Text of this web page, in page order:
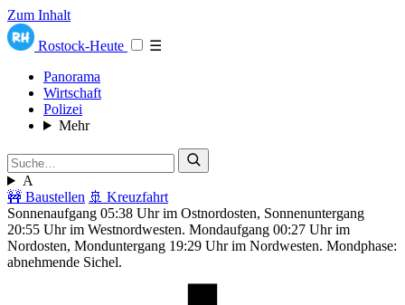
Zum Inhalt
Rostock-Heute
☰
Panorama
Wirtschaft
Polizei
Mehr
A
🚧 Baustellen 🚢 Kreuzfahrt
Sonnenaufgang 05:38 Uhr im Ostnordosten, Sonnenuntergang
20:55 Uhr im Westnordwesten. Mondaufgang 00:27 Uhr im
Nordosten, Monduntergang 19:29 Uhr im Nordwesten. Mondphase:
abnehmende Sichel.